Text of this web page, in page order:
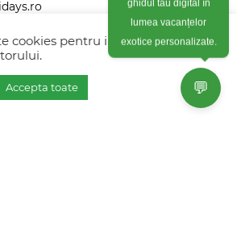
oferta personalizata
cookies pentru imbunatati
Accepta toate 💬
ghidul tău digital în
lumea vacanțelor
exotice personalizate.